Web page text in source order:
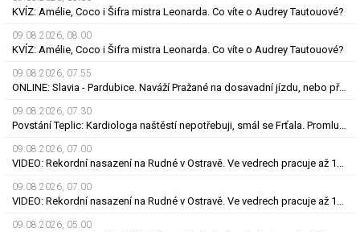
KVÍZ: Amélie, Coco i Šifra mistra Leonarda. Co víte o Audrey Tautouové?
09.08.2026, 08.00
KVÍZ: Amélie, Coco i Šifra mistra Leonarda. Co víte o Audrey Tautouové?
09.08.2026, 07.55
ONLINE: Slavia - Pardubice. Naváží Pražané na dosavadní jízdu, nebo překvapí Východočeši?
09.08.2026, 07.30
Povstání Teplic: Kardiologa naštěstí nepotřebuji, smál se Frťala. Promluvil o zájmu Plzně
09.08.2026, 07.00
VIDEO: Rekordní nasazení na Rudné v Ostravě. Ve vedrech pracuje až 120 silničářů
09.08.2026, 07.00
VIDEO: Rekordní nasazení na Rudné v Ostravě. Ve vedrech pracuje až 120 silničářů
09.08.2026, 05.00